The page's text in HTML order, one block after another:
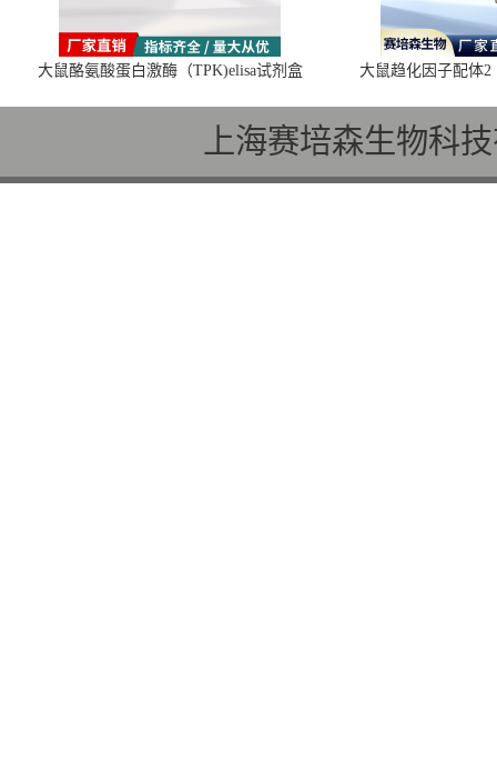
大鼠酪氨酸蛋白激酶（TPK)elisa试剂盒 大鼠趋化因子配体2
上海赛培森生物科